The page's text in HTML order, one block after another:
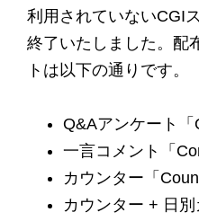
利用されていないCGI
終了いたしました。配
トは以下の通りです。
Q&Aアンケート「
一言コメント「
カウンター「
カウンター + 日